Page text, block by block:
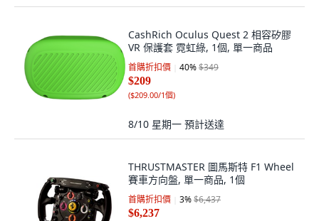
CashRich Oculus Quest 2 相容矽膠
VR 保護套 霓虹綠, 1個, 單一商品
首購折扣價 40%$349
$209
($209.00/1個)
8/10 星期一 預計送達
THRUSTMASTER 圖馬斯特 F1 Wheel
賽車方向盤, 單一商品, 1個
首購折扣價 3%$6,437
$6,237